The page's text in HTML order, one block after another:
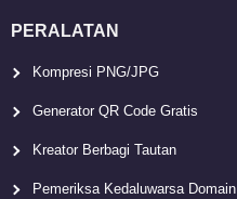
PERALATAN
Kompresi PNG/JPG
Generator QR Code Gratis
Kreator Berbagi Tautan
Pemeriksa Kedaluwarsa Domain